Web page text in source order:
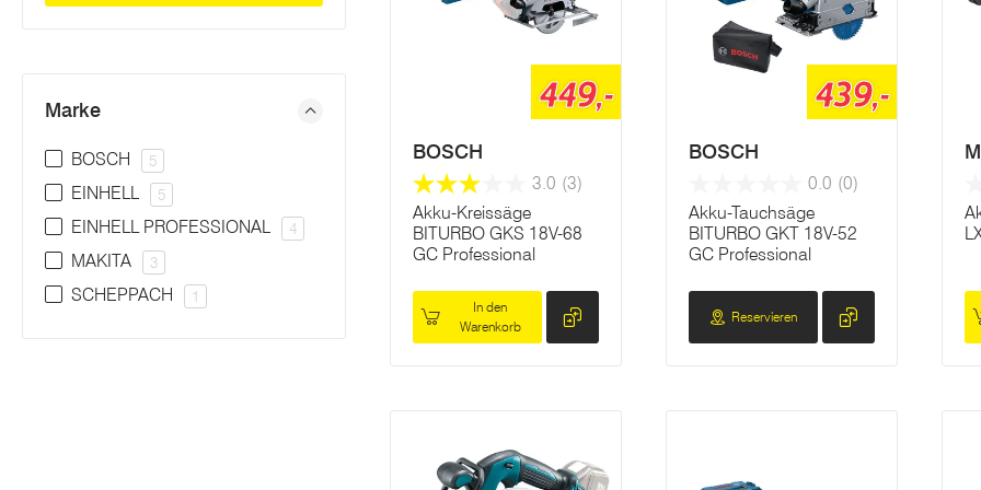
Marke
BOSCH 5
EINHELL 5
EINHELL PROFESSIONAL 4
MAKITA 3
SCHEPPACH 1
449,-
BOSCH
3.0 (3)
Akku-Kreissäge
BITURBO GKS 18V-68
GC Professional
In den
Warenkorb
439,-
BOSCH
0.0 (0)
Akku-Tauchsäge
BITURBO GKT 18V-52
GC Professional
Reservieren